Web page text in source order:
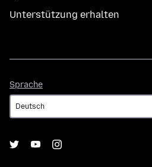
Unterstützung erhalten
Sprache